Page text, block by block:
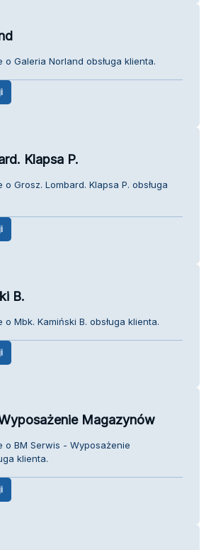
Galeria Norland obsługa klienta.
Klapsa P.
Grosz. Lombard. Klapsa P. obsługa
B.
Mbk. Kamiński B. obsługa klienta.
Magazynów
o BM Serwis - Wyposażenie
klienta.